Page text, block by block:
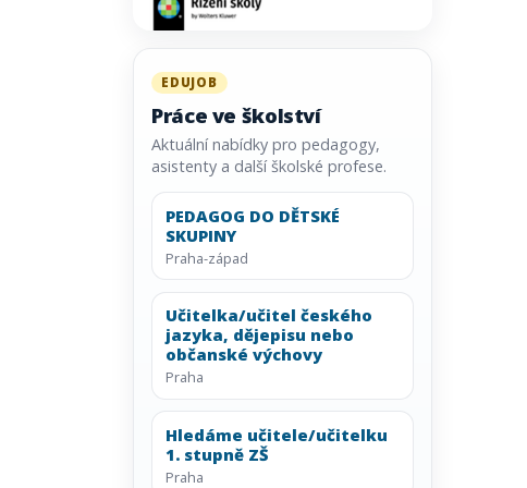
EDUJOB
Práce ve školství
Aktuální nabídky pro pedagogy,
asistenty a další školské profese.
PEDAGOG DO DĚTSKÉ
SKUPINY
Praha-západ
Učitelka/učitel českého
jazyka, dějepisu nebo
občanské výchovy
Praha
Hledáme učitele/učitelku
1. stupně ZŠ
Praha